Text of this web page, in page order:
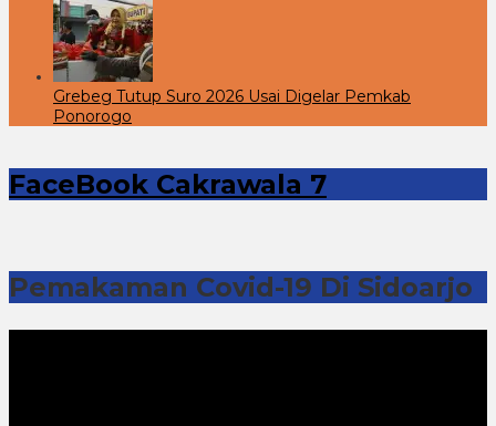
Grebeg Tutup Suro 2026 Usai Digelar Pemkab
Ponorogo
FaceBook Cakrawala 7
Pemakaman Covid-19 Di Sidoarjo